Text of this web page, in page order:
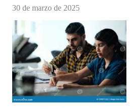
30 de marzo de 2025